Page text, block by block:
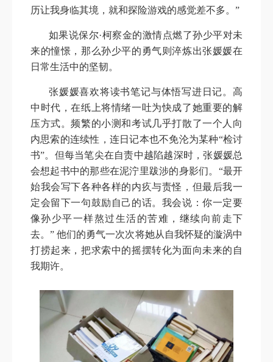
历让我身临其境，就和探险游戏的感觉差不多。”
如果说保尔·柯察金的激情点燃了孙少平对未
来的憧憬，那么孙少平的勇气则淬炼出张媛媛在
日常生活中的坚韧。
张媛媛喜欢将读书笔记与体悟写进日记。高
中时代，在纸上将情绪一吐为快成了她重要的解
压方式。频繁的小测和考试几乎打散了一个人向
内思索的连续性，连日记本也不免沦为某种“检讨
书”。但每当笔尖在自责中越陷越深时，张媛媛总
会想起书中的那些在泥泞里跋涉的身影们。“最开
始我会写下各种各样的内疚与责怪，但最后我一
定会留下一句鼓励自己的话。我会说：你一定要
像孙少平一样熬过生活的苦难，继续向前走下
去。” 他们的勇气一次次将她从自我怀疑的漩涡中
打捞起来，把求索中的摇摆转化为面向未来的自
我期许。